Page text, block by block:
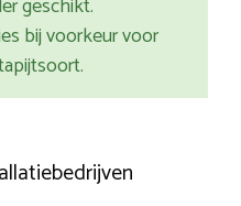
geschikt.
bij voorkeur voor